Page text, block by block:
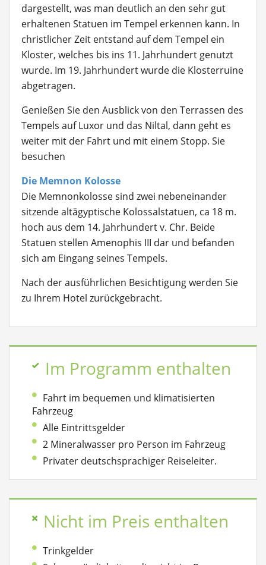
dargestellt, was man deutlich an den sehr gut
erhaltenen Statuen im Tempel erkennen kann. In
christlicher Zeit entstand auf dem Tempel ein
Kloster, welches bis ins 11. Jahrhundert genutzt
wurde. Im 19. Jahrhundert wurde die Klosterruine
abgetragen.
Genießen Sie den Ausblick von den Terrassen des
Tempels auf Luxor und das Niltal, dann geht es
weiter mit der Fahrt und mit einem Stopp. Sie
besuchen
Die Memnon Kolosse
Die Memnonkolossesind zwei nebeneinander
sitzende altägyptische Kolossalstatuen, ca 18 m.
hoch aus dem 14. Jahrhundert v. Chr. Beide
Statuen stellen Amenophis III dar und befanden
sich am Eingang seines Tempels.
Nach der ausführlichen Besichtigung werden Sie
zu Ihrem Hotel zurückgebracht.
Im Programm enthalten
Fahrt im bequemen und klimatisierten
Fahrzeug
Alle Eintrittsgelder
2 Mineralwasser pro Person im Fahrzeug
Privater deutschsprachiger Reiseleiter.
Nicht im Preis enthalten
Trinkgelder